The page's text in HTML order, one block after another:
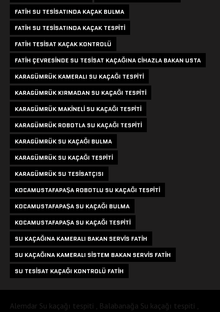
FATIH SU TESISATINDA KAÇAK BULMA
FATIH SU TESISATINDA KAÇAK TESPITI
FATIH TESISAT KAÇAK KONTROLÜ
FATIH ÇEVRESINDE SU TESISAT KAÇAĞINA CIHAZLA BAKAN USTA
KARAGÜMRÜK KAMERALI SU KAÇAĞI TESPITI
KARAGÜMRÜK KIRMADAN SU KAÇAĞI TESPITI
KARAGÜMRÜK MAKINELI SU KAÇAĞI TESPITI
KARAGÜMRÜK ROBOTLA SU KAÇAĞI TESPITI
KARAGÜMRÜK SU KAÇAĞI BULMA
KARAGÜMRÜK SU KAÇAĞI TESPITI
KARAGÜMRÜK SU TESISATÇISI
KOCAMUSTAFAPAŞA ROBOTLU SU KAÇAĞI TESPITI
KOCAMUSTAFAPAŞA SU KAÇAĞI BULMA
KOCAMUSTAFAPAŞA SU KAÇAĞI TESPITI
SU KAÇAĞINA KAMERALI BAKAN SERVIS FATIH
SU KAÇAĞINA KAMERALI SISTEM BAKAN SERVIS FATIH
SU TESISAT KAÇAĞI KONTROLÜ FATIH
Alemdar Su kaçağı tespiti , Balabanağa Su kaçağı tespiti ,